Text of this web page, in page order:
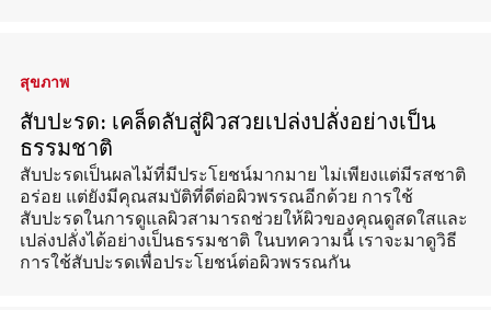
สุขภาพ
สับปะรด: เคล็ดลับสู่ผิวสวยเปล่งปลั่งอย่างเป็น
ธรรมชาติ
สับปะรดเป็นผลไม้ที่มีประโยชน์มากมาย ไม่เพียงแต่มีรสชาติ
อร่อย แต่ยังมีคุณสมบัติที่ดีต่อผิวพรรณอีกด้วย การใช้
สับปะรดในการดูแลผิวสามารถช่วยให้ผิวของคุณดูสดใสและ
เปล่งปลั่งได้อย่างเป็นธรรมชาติ ในบทความนี้ เราจะมาดูวิธี
การใช้สับปะรดเพื่อประโยชน์ต่อผิวพรรณกัน